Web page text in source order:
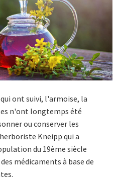
ont suivi, l'armoise, la
n'ont longtemps été
ou conserver les
Kneipp qui a
du 19ème siècle
médicaments à base de